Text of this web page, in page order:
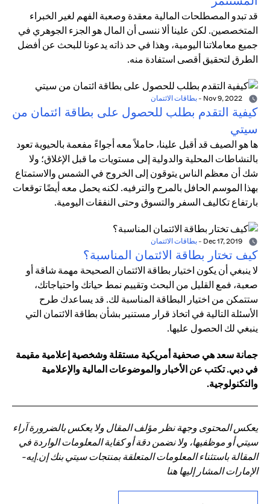
قد تبدو المصطلحات المالية معقدة وصعبة الفهم لغير الخبراء
المتخصصين. لكن علينا ألا ننسى أن المال هو الجزء الجوهري في
جميع معاملاتنا اليومية، وهذا في حد ذاته يدعونا للبحث عن أفضل
الطرق لتحقيق أقصى استفادة منه.
- بطاقات الائتمان
كيفية التقدم بطلب للحصول على بطاقة ائتمان من
سيتي
ها هو الصيف قد أقبل علينا، حاملاً معه أجواءً مفعمة بالحيوية تعود
بالنشاطات المحلية والدولية إلى مستويات ما قبل الإغلاق؛ ولا
شك أن معظم الناس يتوقون إلى الخروج في الشمس والاستمتاع
بهذا الموسم الحافل بالمرح والترفيه. لكنه يحمل معه أيضًا توقعات
بارتفاع تكاليف السفر والتسوق وحتى النفقات اليومية.
- بطاقات الائتمان
كيف تختار بطاقة الائتمان المناسبة؟
لا ينبغي أن يكون اختيار بطاقة الائتمان الصحيحة مهمة شاقة أو
صعبة، فمع القليل من البحث وتقييم نمط حياتك واحتياجاتك،
ستتمكن من اختيار البطاقة المناسبة لك. قد يساعدك طرح
الأسئلة التالية في اتخاذ قرار مستنير بشأن بطاقة الائتمان التي
ينبغي لك الحصول عليها.
جمانة سعد هي صحفية أمريكية مستقلة وشخصية إعلامية مقيمة
في دبي. تكتب عن الأخبار والموضوعات المالية والإعلامية
والتكنولوجية.
يعكس المحتوى وجهة نظر مؤلف المقال ولا يعكس بالضرورة آراء
سيتي أو موظفيها، ولا نضمن دقة أو كفاية المعلومات الواردة في
المقالة باستثناء المعلومات المتعلقة بمنتجات سيتي بنك إن.إيه-
الإمارات المشار إليها هنا